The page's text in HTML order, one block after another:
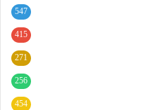
547
415
271
256
454